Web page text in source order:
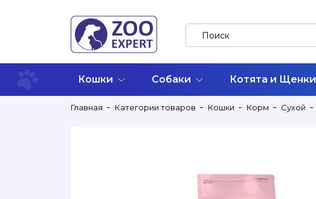
Кошки Собаки Котята и Щенки
Главная Категории товаров Кошки Корм Сухой